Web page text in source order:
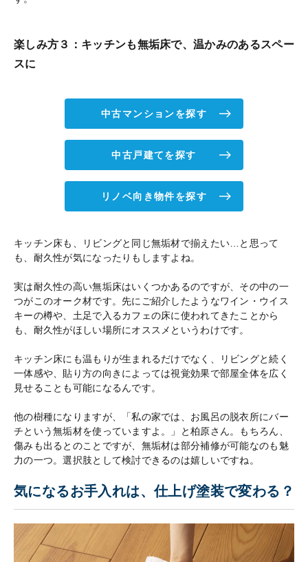
楽しみ方３：キッチンも無垢床で、温かみのあるスペー
スに
中古マンションを探す
中古戸建てを探す
リノベ向き物件を探す
キッチン床も、リビングと同じ無垢材で揃えたい…と思って
も、耐久性が気になったりもしますよね。
実は耐久性の高い無垢床はいくつかあるのですが、その中の一
つがこのオーク材です。先にご紹介したようなワイン・ウイス
キーの樽や、土足で入るカフェの床に使われてきたことから
も、耐久性がほしい場所にオススメというわけです。
キッチン床にも温もりが生まれるだけでなく、リビングと続く
一体感や、貼り方の向きによっては視覚効果で部屋全体を広く
見せることも可能になるんです。
他の樹種になりますが、「私の家では、お風呂の脱衣所にバー
チという無垢材を使っていますよ。」と柏原さん。もちろん、
傷みも出るとのことですが、無垢材は部分補修が可能なのも魅
力の一つ。選択肢として検討できるのは嬉しいですね。
気になるお手入れは、仕上げ塗装で変わる？